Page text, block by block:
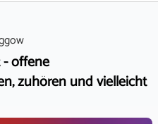
offene
zuhören und vielleicht